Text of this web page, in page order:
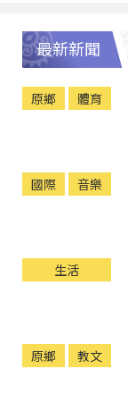
最新新聞
原鄉 體育
國際 音樂
生活
原鄉 教文